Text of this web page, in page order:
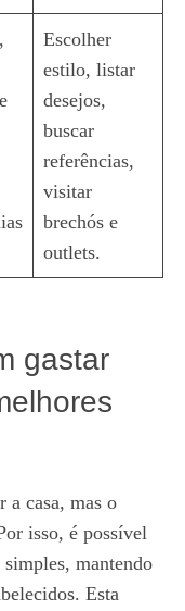
Escolher
estilo, listar
desejos,
buscar
referências,
visitar
brechós e
outlets.
gastar
a casa, mas o
isso, é possível
mantendo
Esta